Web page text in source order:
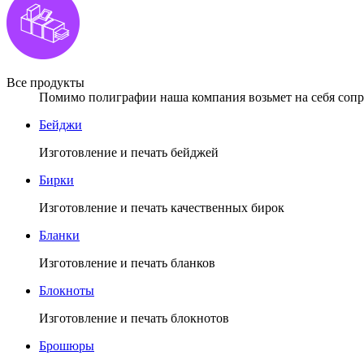
Все продукты
Помимо полиграфии наша компания возьмет на себя
Бейджи
Изготовление и печать бейджей
Бирки
Изготовление и печать качественных бирок
Бланки
Изготовление и печать бланков
Блокноты
Изготовление и печать блокнотов
Брошюры